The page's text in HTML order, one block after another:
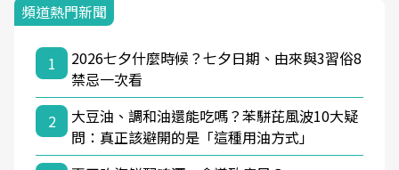
頻道熱門新聞
1
2026七夕什麼時候？七夕日期、由來與3習俗8
禁忌一次看
2
大豆油、調和油還能吃嗎？苯駢芘風波10大疑
問：真正該避開的是「這種用油方式」